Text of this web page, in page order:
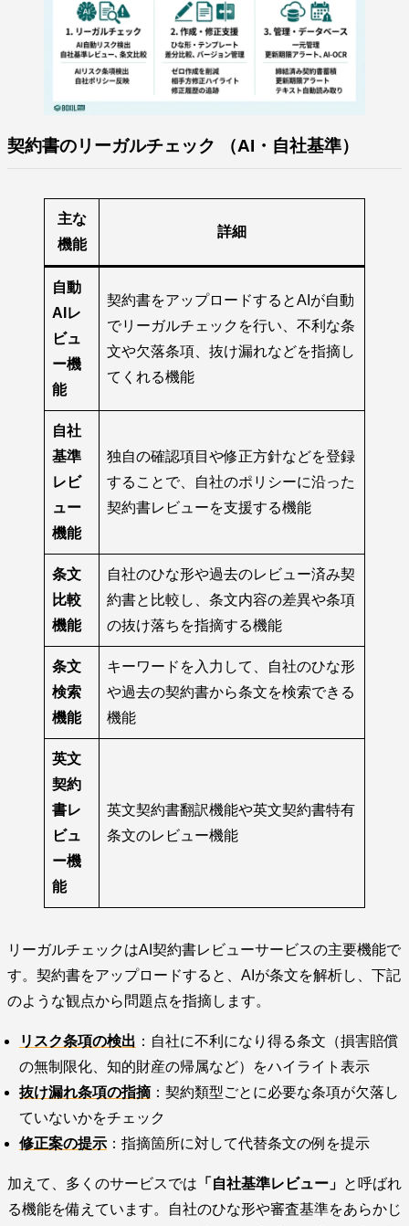
契約書のリーガルチェック （AI・自社基準）
主な
機能
詳細
自動
AIレ
ビュ
ー機
能
契約書をアップロードするとAIが自動
でリーガルチェックを行い、不利な条
文や欠落条項、抜け漏れなどを指摘し
てくれる機能
自社
基準
レビ
ュー
機能
独自の確認項目や修正方針などを登録
することで、自社のポリシーに沿った
契約書レビューを支援する機能
条文
比較
機能
自社のひな形や過去のレビュー済み契
約書と比較し、条文内容の差異や条項
の抜け落ちを指摘する機能
条文
検索
機能
キーワードを入力して、自社のひな形
や過去の契約書から条文を検索できる
機能
英文
契約
書レ
ビュ
ー機
能
英文契約書翻訳機能や英文契約書特有
条文のレビュー機能
リーガルチェックはAI契約書レビューサービスの主要機能で
す。契約書をアップロードすると、AIが条文を解析し、下記
のような観点から問題点を指摘します。
リスク条項の検出 ：自社に不利になり得る条文（損害賠償
の無制限化、知的財産の帰属など）をハイライト表示
抜け漏れ条項の指摘：契約類型ごとに必要な条項が欠落し
ていないかをチェック
修正案の提示 ：指摘箇所に対して代替条文の例を提示
加えて、多くのサービスでは 「自社基準レビュー」 と呼ばれ
る機能を備えています。自社のひな形や審査基準をあらかじ